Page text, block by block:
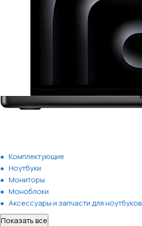
Комплектующие
Ноутбуки
Мониторы
Моноблоки
Аксессуары и запчасти для ноутбуков
Показать все